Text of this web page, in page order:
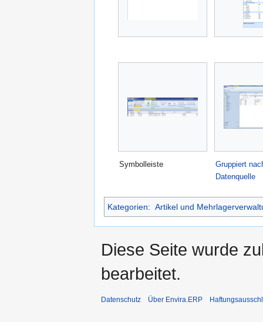
Symbolleiste
Gruppiert
Datenquelle
Kategorien: Artikel und
Diese Seite wurde
bearbeitet.
Datenschutz Über Envira.ERP